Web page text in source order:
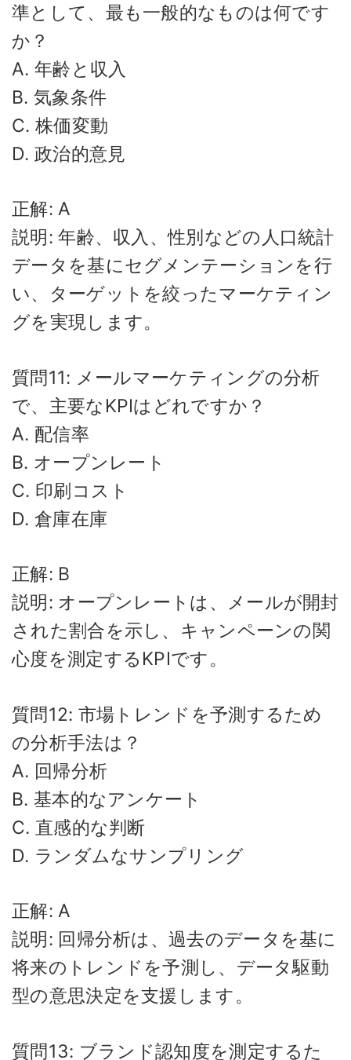
準として、最も一般的なものは何です
か？
A. 年齢と収入
B. 気象条件
C. 株価変動
D. 政治的意見
正解: A
説明: 年齢、収入、性別などの人口統計
データを基にセグメンテーションを行
い、ターゲットを絞ったマーケティン
グを実現します。
質問11: メールマーケティングの分析
で、主要なKPIはどれですか？
A. 配信率
B. オープンレート
C. 印刷コスト
D. 倉庫在庫
正解: B
説明: オープンレートは、メールが開封
された割合を示し、キャンペーンの関
心度を測定するKPIです。
質問12: 市場トレンドを予測するため
の分析手法は？
A. 回帰分析
B. 基本的なアンケート
C. 直感的な判断
D. ランダムなサンプリング
正解: A
説明: 回帰分析は、過去のデータを基に
将来のトレンドを予測し、データ駆動
型の意思決定を支援します。
質問13: ブランド認知度を測定するた